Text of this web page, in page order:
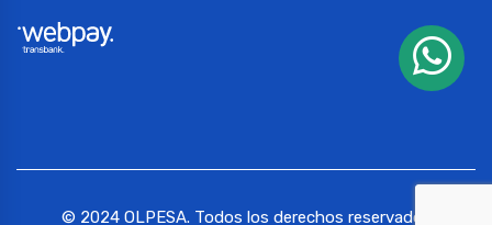
© 2024 OLPESA. Todos los derechos reservados